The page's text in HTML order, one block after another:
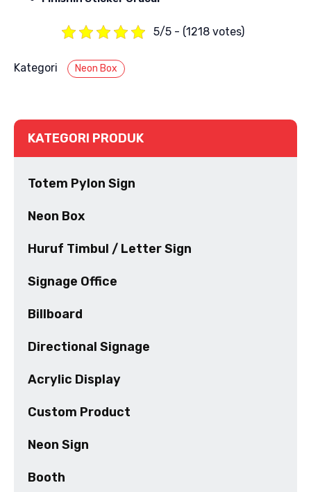
5/5 - (1218 votes)
Kategori Neon Box
KATEGORI PRODUK
Totem Pylon Sign
Neon Box
Huruf Timbul / Letter Sign
Signage Office
Billboard
Directional Signage
Acrylic Display
Custom Product
Neon Sign
Booth